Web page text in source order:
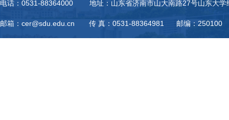
电话：0531-88364000 地址：山东省济南市山大南路27号山东大学
邮箱：cer@sdu.edu.cn 传 真：0531-88364981 邮编：250100